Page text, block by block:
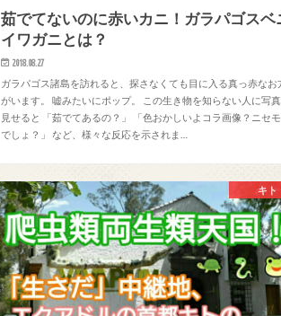
茹でてないのに赤いカニ！ガラパゴスベ
イワガニとは？
2018.08.27
ガラパゴス諸島を訪れると、探さなくても目に入る真っ赤なお
がいます。 嘘みたいにポップ。 この生き物を知らない人に写
見せると 「茹でてあるの？」 「色おかしいよコラ画像？ニセ
でしょ？」 など、様々な反応を示されま…
キト